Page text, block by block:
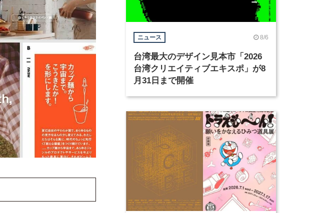
ニュース 8/6
台湾最大のデザイン見本市「2026
台湾クリエイティブエキスポ」が8
月31日まで開催